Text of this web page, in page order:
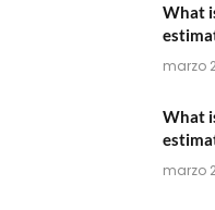
What
marzo
What
marzo